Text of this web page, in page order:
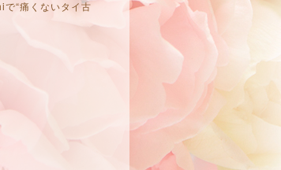
“痛くないタイ古